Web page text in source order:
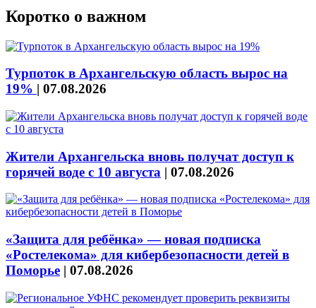
Коротко о важном
Турпоток в Архангельскую область вырос на
19% | 07.08.2026
Жители Архангельска вновь получат доступ к
горячей воде с 10 августа | 07.08.2026
«Защита для ребёнка» — новая подписка
«Ростелекома» для кибербезопасности детей в
Поморье | 07.08.2026